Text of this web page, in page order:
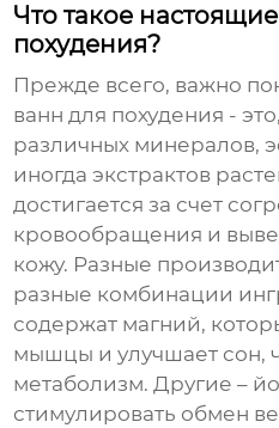
Что такое
похудения?
Прежде всего, важно
ванн для похудения -
различных минералов,
иногда экстрактов
достигается за счет
кровообращения и
кожу. Разные
разные комбинации
содержат магний,
мышцы и улучшает сон,
метаболизм. Другие –
стимулировать обмен